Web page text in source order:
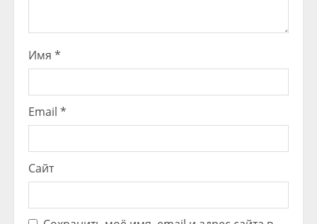
Имя *
Email *
Сайт